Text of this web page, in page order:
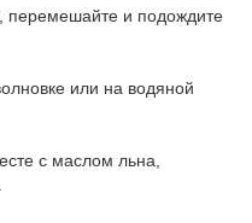
перемешайте и подождите
или на водяной
с маслом льна,